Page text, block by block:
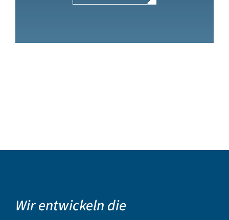
Wir entwickeln die